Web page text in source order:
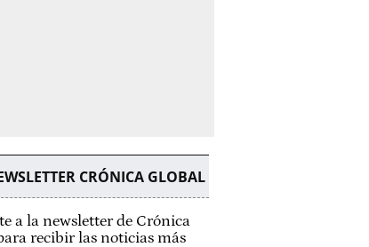
CRÓNICA GLOBAL
a la newsletter de Crónica
recibir las noticias más